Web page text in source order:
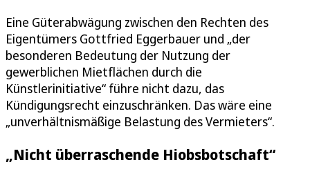
Eine Güterabwägung zwischen den Rechten des
Eigentümers Gottfried Eggerbauer und „der
besonderen Bedeutung der Nutzung der
gewerblichen Mietflächen durch die
Künstlerinitiative“ führe nicht dazu, das
Kündigungsrecht einzuschränken. Das wäre eine
„unverhältnismäßige Belastung des Vermieters“.
„Nicht überraschende Hiobsbotschaft“